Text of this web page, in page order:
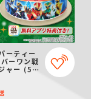
ーティー
ーワン戦
ャー (5号
マス予